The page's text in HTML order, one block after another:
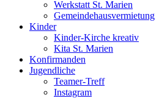
Werkstatt St. Marien
Gemeindehausvermietung
Kinder
Kinder-Kirche kreativ
Kita St. Marien
Konfirmanden
Jugendliche
Teamer-Treff
Instagram